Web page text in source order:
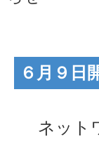
６月９
ネット